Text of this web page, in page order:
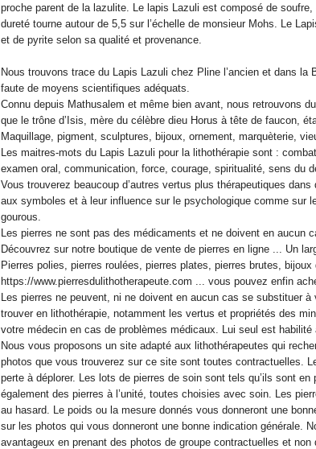
proche parent de la lazulite. Le lapis Lazuli est composé de
dureté tourne autour de 5,5 sur l’échelle de monsieur Mohs. Le
et de pyrite selon sa qualité et provenance.
Nous trouvons trace du Lapis Lazuli chez Pline l’ancien et dans
faute de moyens scientifiques adéquats.
Connu depuis Mathusalem et même bien avant, nous retrouvons
que le trône d’Isis, mère du célèbre dieu Horus à tête de faucon,
Maquillage, pigment, sculptures, bijoux, ornement, marquèterie,
Les maitres-mots du Lapis Lazuli pour la lithothérapie sont :
examen oral, communication, force, courage, spiritualité, sens du
Vous trouverez beaucoup d’autres vertus plus thérapeutiques
aux symboles et à leur influence sur le psychologique comme sur
gourous.
Les pierres ne sont pas des médicaments et ne doivent en aucun
Découvrez sur notre boutique de vente de pierres en ligne ... Un
Pierres polies, pierres roulées, pierres plates, pierres brutes,
https://www.pierresdulithotherapeute.com ... vous pouvez enfin
Les pierres ne peuvent, ni ne doivent en aucun cas se substituer
trouver en lithothérapie, notamment les vertus et propriétés des
votre médecin en cas de problèmes médicaux. Lui seul est
Nous vous proposons un site adapté aux lithothérapeutes qui
photos que vous trouverez sur ce site sont toutes contractuelles.
perte à déplorer. Les lots de pierres de soin sont tels qu’ils sont
également des pierres à l’unité, toutes choisies avec soin. Les
au hasard. Le poids ou la mesure donnés vous donneront une
sur les photos qui vous donneront une bonne indication générale.
avantageux en prenant des photos de groupe contractuelles et